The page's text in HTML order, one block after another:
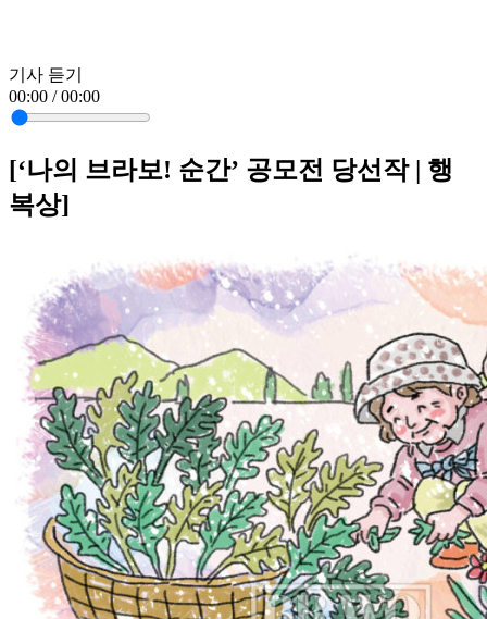
기사 듣기
00:00 / 00:00
[‘나의 브라보! 순간’ 공모전 당선작 | 행
복상]